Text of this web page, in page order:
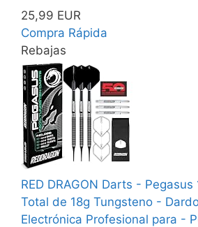
25,99 EUR
Compra Rápida
Rebajas
RED DRAGON Darts -
Total de 18g Tungsteno -
Electrónica Profesional para -